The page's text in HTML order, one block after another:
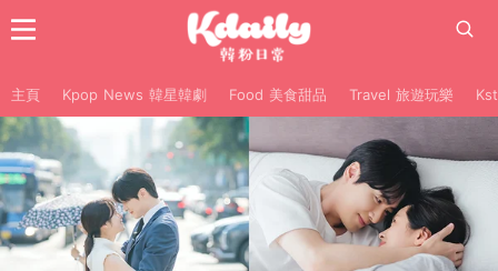
主頁 Kpop News 韓星韓劇 Food 美食甜品 Travel 旅遊玩樂